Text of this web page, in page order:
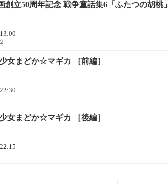
創立50周年記念 戦争童話集6「ふたつの胡桃」
女まどか☆マギカ ［前編］
女まどか☆マギカ ［後編］